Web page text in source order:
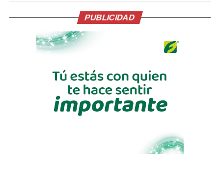
Ítalo Ferreira, logró alcanzar su pase para los cuartos de
final, luego de sumar 12.50 puntos, en dos de las
mejores olas de Punta Roca.
competencia de surf, el estadounidense Crosby
Colapinto. Se quedó con una puntuación de 11 y no
logró superar al campeón del mundo, Ferreira.
de final del Surf City El Salvador Pro, en el heat 6, fue el
francés Kauli Vaast, que finalizó esta jornada con 12.76
puntos; entretanto, no pasó a la otra fase el brasileño
PUBLICIDAD